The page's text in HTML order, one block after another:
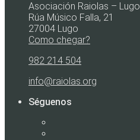
Asociación Raiolas – Lugo
Rúa Músico Falla, 21
27004 Lugo
Como chegar?
982 214 504
info@raiolas.org
Séguenos